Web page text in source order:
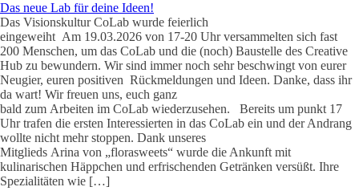
Das neue Lab für deine Ideen!
Das Visionskultur CoLab wurde feierlich
eingeweiht Am 19.03.2026 von 17-20 Uhr versammelten sich fast
200 Menschen, um das CoLab und die (noch) Baustelle des Creative
Hub zu bewundern. Wir sind immer noch sehr beschwingt von eurer
Neugier, euren positiven Rückmeldungen und Ideen. Danke, dass ihr
da wart! Wir freuen uns, euch ganz
bald zum Arbeiten im CoLab wiederzusehen. Bereits um punkt 17
Uhr trafen die ersten Interessierten in das CoLab ein und der Andrang
wollte nicht mehr stoppen. Dank unseres
Mitglieds Arina von „florasweets“ wurde die Ankunft mit
kulinarischen Häppchen und erfrischenden Getränken versüßt. Ihre
Spezialitäten wie […]